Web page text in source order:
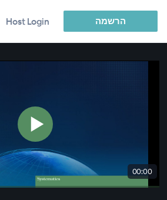
Host Login הרשמה
00:00